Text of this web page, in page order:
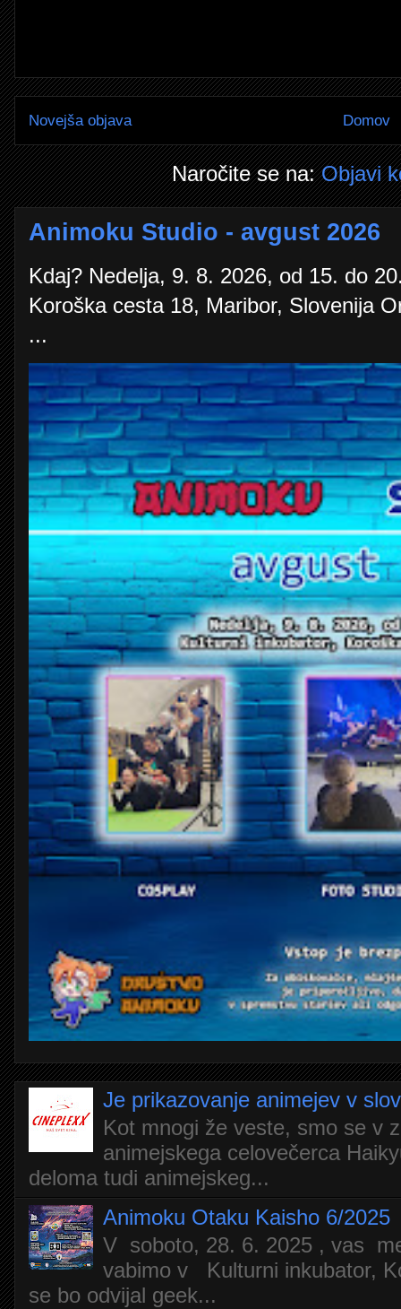
Novejša objava Domov
Naročite se na:Objavi
Animoku Studio - avgust 2026
Kdaj? Nedelja, 9. 8. 2026, od 15. do
Koroška cesta 18, Maribor, Slovenija
...
Je prikazovanje animejev v
Kot mnogi že veste, smo se v
animejskega celovečerca
deloma tudi animejskeg...
Animoku Otaku Kaisho 6/2025
V soboto, 28. 6. 2025 , vas
vabimo v Kulturni inkubator,
se bo odvijal geek...